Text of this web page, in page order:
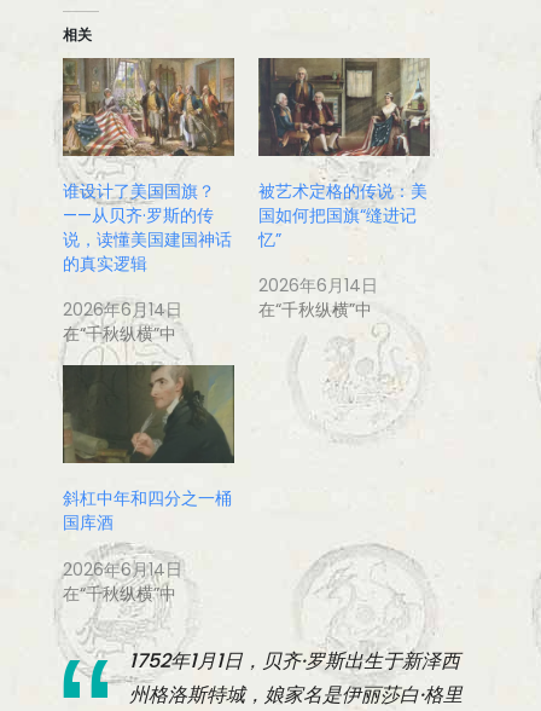
相关
谁设计了美国国旗？
——从贝齐·罗斯的传
说，读懂美国建国神话
的真实逻辑
2026年6月14日
在“千秋纵横”中
被艺术定格的传说：美
国如何把国旗“缝进记
忆”
2026年6月14日
在“千秋纵横”中
斜杠中年和四分之一桶
国库酒
2026年6月14日
在“千秋纵横”中
1752年1月1日，贝齐·罗斯出生于新泽西
州格洛斯特城，娘家名是伊丽莎白·格里